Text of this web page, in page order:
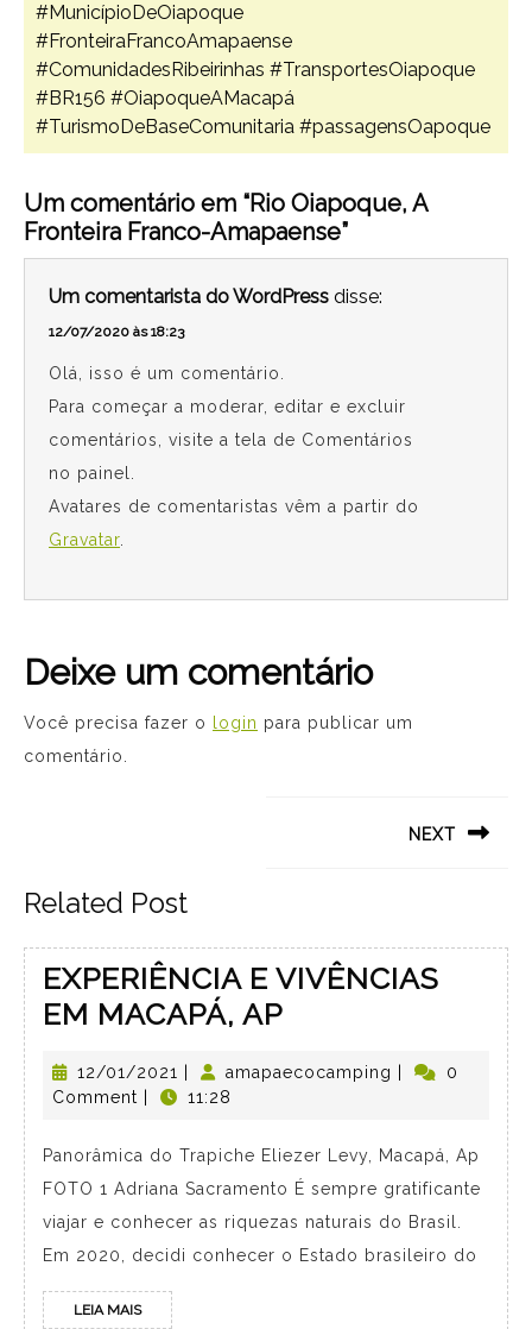
#MunicípioDeOiapoque
#FronteiraFrancoAmapaense
#ComunidadesRibeirinhas #TransportesOiapoque
#BR156 #OiapoqueAMacapá
#TurismoDeBaseComunitaria #passagensOapoque
Um comentário em “Rio Oiapoque, A
Fronteira Franco-Amapaense”
Um comentarista do WordPress disse:
12/07/2020 às 18:23
Olá, isso é um comentário.
Para começar a moderar, editar e excluir
comentários, visite a tela de Comentários
no painel.
Avatares de comentaristas vêm a partir do
Gravatar
Deixe um comentário
Você precisa fazer o login para publicar um
comentário.
NEXT
Related Post
EXPERIÊNCIA E VIVÊNCIAS
EM MACAPÁ, AP
12/01/2021 amapaecocamping
0
Comment
11:28
Panorâmica do Trapiche Eliezer Levy, Macapá, Ap
FOTO 1 Adriana Sacramento É sempre gratificante
viajar e conhecer as riquezas naturais do Brasil.
Em 2020, decidi conhecer o Estado brasileiro do
LEIA MAIS